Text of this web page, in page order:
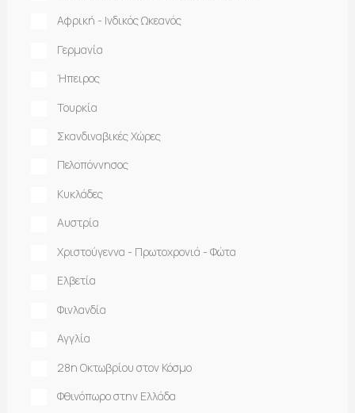
Αφρική - Ινδικός Ωκεανός
Γερμανία
Ήπειρος
Τουρκία
Σκανδιναβικές Χώρες
Πελοπόννησος
Κυκλάδες
Αυστρία
Χριστούγεννα - Πρωτοχρονιά - Φώτα
Ελβετία
Φινλανδία
Αγγλία
28η Οκτωβρίου στον Κόσμο
Φθινόπωρο στην Ελλάδα